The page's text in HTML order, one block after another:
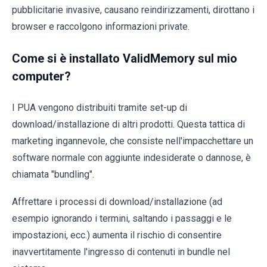
pubblicitarie invasive, causano reindirizzamenti, dirottano i
browser e raccolgono informazioni private.
Come si è installato ValidMemory sul mio
computer?
I PUA vengono distribuiti tramite set-up di
download/installazione di altri prodotti. Questa tattica di
marketing ingannevole, che consiste nell'impacchettare un
software normale con aggiunte indesiderate o dannose, è
chiamata "bundling".
Affrettare i processi di download/installazione (ad
esempio ignorando i termini, saltando i passaggi e le
impostazioni, ecc.) aumenta il rischio di consentire
inavvertitamente l'ingresso di contenuti in bundle nel